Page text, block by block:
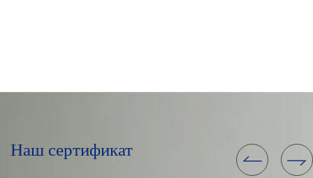
Наш сертификат